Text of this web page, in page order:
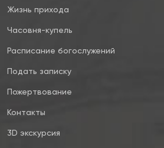
Жизнь прихода
Часовня-купель
Расписание богослужений
Подать записку
Пожертвование
Контакты
3D экскурсия